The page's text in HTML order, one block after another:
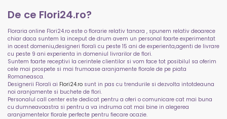
De ce Flori24.ro?
Floraria online Flori24.ro este o florarie relativ tanara , spunem relativ deoarece
chiar daca suntem la inceput de drum avem un personal foarte experimentat
in acest domeniu,designeri florali cu peste 15 ani de experienta,agenti de livrare
cu peste 9 ani experienta in domeniul livrarilor de flori.
Suntem foarte receptivi la cerintele clientilor si vom face tot posibilul sa oferim
cele mai prospete si mai frumoase aranjamente florale de pe piata
Romaneasca.
Designerii Florali ai Flori24.ro sunt in pas cu trendurile si dezvolta intotdeauna
noi aranjamente si buchete de flori.
Personalul call center este dedicat pentru a oferi o comunicare cat mai buna
cu dumneavoastra si pentru a va indruma cat mai bine in alegerea
aranjamentelor florale perfecte pentru fiecare ocazie.